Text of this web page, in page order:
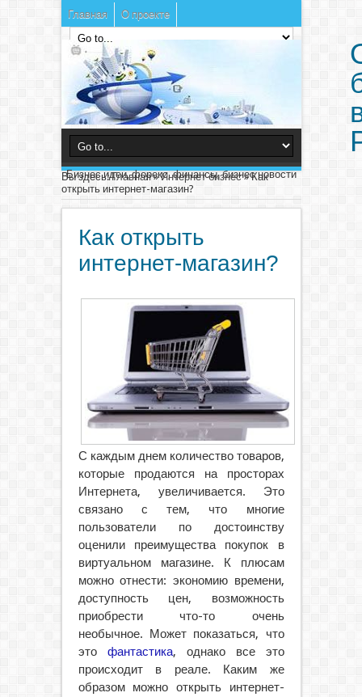
Главная О проекте
Бизнес идеи, форекс, финансы, бизнес новости
Вы здесь:Главная»Интернет бизнес»Как
открыть интернет-магазин?
Как открыть
интернет-магазин?
С каждым днем количество товаров,
которые продаются на просторах
Интернета, увеличивается. Это
связано с тем, что многие
пользователи по достоинству
оценили преимущества покупок в
виртуальном магазине. К плюсам
можно отнести: экономию времени,
доступность цен, возможность
приобрести что-то очень
необычное. Может показаться, что
это фантастика, однако все это
происходит в реале. Каким же
образом можно открыть интернет-